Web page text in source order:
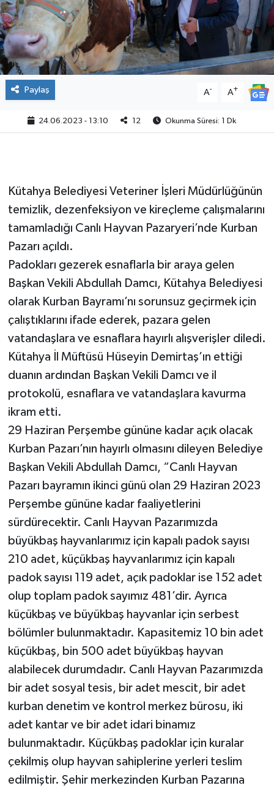
Paylaş A- A+
24.06.2023 - 13:10 12 Okunma Süresi: 1 Dk
Kütahya Belediyesi Veteriner İşleri Müdürlüğünün
temizlik, dezenfeksiyon ve kireçleme çalışmalarını
tamamladığı Canlı Hayvan Pazaryeri’nde Kurban
Pazarı açıldı.
Padokları gezerek esnaflarla bir araya gelen
Başkan Vekili Abdullah Damcı, Kütahya Belediyesi
olarak Kurban Bayramı’nı sorunsuz geçirmek için
çalıştıklarını ifade ederek, pazara gelen
vatandaşlara ve esnaflara hayırlı alışverişler diledi.
Kütahya İl Müftüsü Hüseyin Demirtaş’ın ettiği
duanın ardından Başkan Vekili Damcı ve il
protokolü, esnaflara ve vatandaşlara kavurma
ikram etti.
29 Haziran Perşembe gününe kadar açık olacak
Kurban Pazarı’nın hayırlı olmasını dileyen Belediye
Başkan Vekili Abdullah Damcı, “Canlı Hayvan
Pazarı bayramın ikinci günü olan 29 Haziran 2023
Perşembe gününe kadar faaliyetlerini
sürdürecektir. Canlı Hayvan Pazarımızda
büyükbaş hayvanlarımız için kapalı padok sayısı
210 adet, küçükbaş hayvanlarımız için kapalı
padok sayısı 119 adet, açık padoklar ise 152 adet
olup toplam padok sayımız 481’dir. Ayrıca
küçükbaş ve büyükbaş hayvanlar için serbest
bölümler bulunmaktadır. Kapasitemiz 10 bin adet
küçükbaş, bin 500 adet büyükbaş hayvan
alabilecek durumdadır. Canlı Hayvan Pazarımızda
bir adet sosyal tesis, bir adet mescit, bir adet
kurban denetim ve kontrol merkez bürosu, iki
adet kantar ve bir adet idari binamız
bulunmaktadır. Küçükbaş padoklar için kuralar
çekilmiş olup hayvan sahiplerine yerleri teslim
edilmiştir. Şehir merkezinden Kurban Pazarına